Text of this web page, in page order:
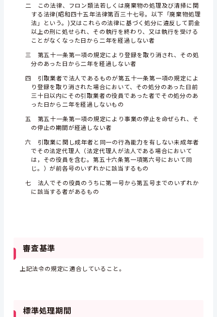
二 この法律、フロン類法若しくは廃棄物の処理及び清掃に関
する法律(昭和四十五年法律第百三十七号。以下「廃棄物処理
法」という。)又はこれらの法律に基づく処分に違反して罰金
以上の刑に処せられ、その執行を終わり、又は執行を受ける
ことがなくなった日から二年を経過しない者
三 第五十一条第一項の規定により登録を取り消され、その処
分のあった日から二年を経過しない者
四 引取業者で法人であるものが第五十一条第一項の規定によ
り登録を取り消された場合において、その処分のあった日前
三十日以内にその引取業者の役員であった者でその処分のあ
った日から二年を経過しないもの
五 第五十一条第一項の規定により事業の停止を命ぜられ、そ
の停止の期間が経過しない者
六 引取業に関し成年者と同一の行為能力を有しない未成年者
でその法定代理人（法定代理人が法人である場合において
は，その役員を含む。第五十六条第一項第六号において同
じ。）が前各号のいずれかに該当するもの
七 法人でその役員のうちに第一号から第五号までのいずれか
に該当する者があるもの
審査基準
上記法令の規定に適合していること。
標準処理期間